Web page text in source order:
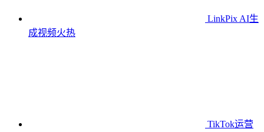
LinkPix AI生
成视频火热
TikTok运营